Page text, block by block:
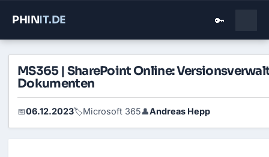
PHINIT.DE 🔑
MS365 | SharePoint Online:
Dokumenten
📅06.12.2023🏷️Microsoft 365👤Andreas Hepp